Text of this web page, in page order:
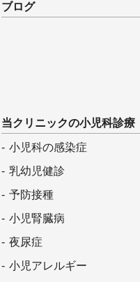
当クリニックの小児科診療
小児科の感染症
乳幼児健診
予防接種
小児腎臓病
夜尿症
小児アレルギー
ブログ